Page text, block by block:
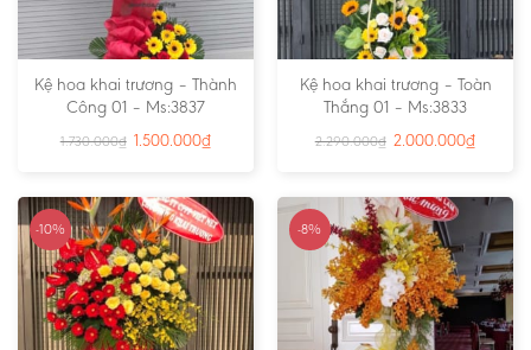
Kệ hoa khai trương – Thành
Công 01 – Ms:3837
1.730.000₫ 1.500.000₫
Kệ hoa khai trương – Toàn
Thắng 01 – Ms:3833
2.290.000₫ 2.000.000₫
-10% -8%